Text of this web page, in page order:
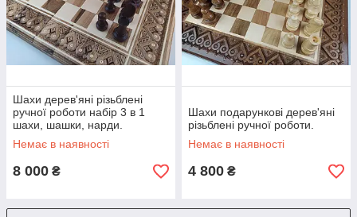
Шахи дерев'яні різьблені
ручної роботи набір 3 в 1
шахи, шашки, нарди.
Немає в наявності
8 000 ₴
Шахи подарункові дерев'яні
різьблені ручної роботи.
Немає в наявності
4 800 ₴